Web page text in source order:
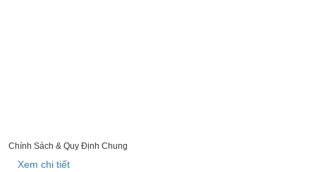
Chính Sách & Quy Định Chung
Xem chi tiết